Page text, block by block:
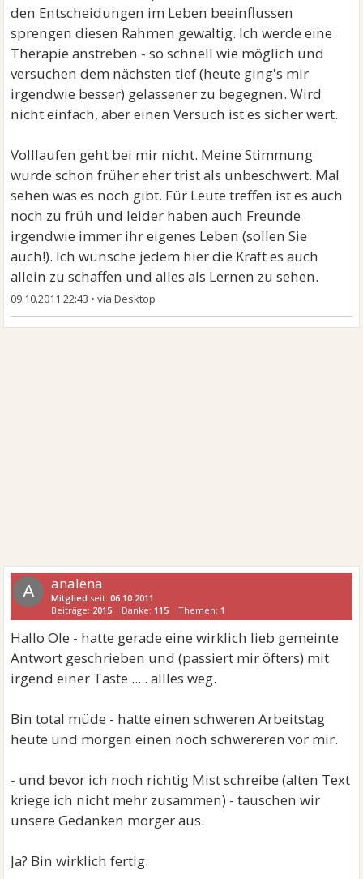
den Entscheidungen im Leben beeinflussen
sprengen diesen Rahmen gewaltig. Ich werde eine
Therapie anstreben - so schnell wie möglich und
versuchen dem nächsten tief (heute ging's mir
irgendwie besser) gelassener zu begegnen. Wird
nicht einfach, aber einen Versuch ist es sicher wert.
Volllaufen geht bei mir nicht. Meine Stimmung
wurde schon früher eher trist als unbeschwert. Mal
sehen was es noch gibt. Für Leute treffen ist es auch
noch zu früh und leider haben auch Freunde
irgendwie immer ihr eigenes Leben (sollen Sie
auch!). Ich wünsche jedem hier die Kraft es auch
allein zu schaffen und alles als Lernen zu sehen.
09.10.2011 22:43 •
A analena
Mitglied seit:06.10.2011
Beiträge: 2015 Danke: 115 Themen: 1
Hallo Ole - hatte gerade eine wirklich lieb gemeinte
Antwort geschrieben und (passiert mir öfters) mit
irgend einer Taste ..... allles weg.
Bin total müde - hatte einen schweren Arbeitstag
heute und morgen einen noch schwereren vor mir.
- und bevor ich noch richtig Mist schreibe (alten Text
kriege ich nicht mehr zusammen) - tauschen wir
unsere Gedanken morger aus.
Ja? Bin wirklich fertig.